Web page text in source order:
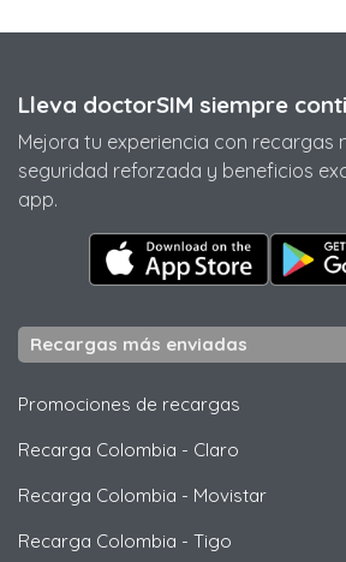
Lleva doctorSIM siempre
Mejora tu experiencia con recargas
seguridad reforzada y beneficios
app.
Recargas más enviadas
Promociones de recargas
Recarga Colombia - Claro
Recarga Colombia - Movistar
Recarga Colombia - Tigo